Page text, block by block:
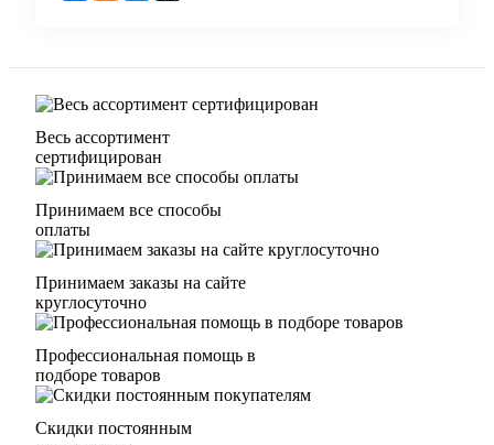
Весь ассортимент
сертифицирован
Принимаем все способы
оплаты
Принимаем заказы на сайте
круглосуточно
Профессиональная помощь в
подборе товаров
Скидки постоянным